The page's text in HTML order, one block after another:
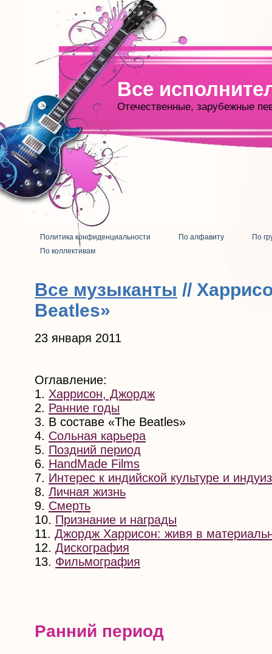
Все
Отечественные, зарубежные
Политика конфиденциальности По алфавиту
По
По коллективам
Все музыканты //
Beatles»
23 января 2011
Оглавление:
1. Харрисон, Джордж
2. Ранние годы
3. В составе «The Beatles»
4. Сольная карьера
5. Поздний период
6. HandMade Films
7. Интерес к индийской культуре и
8. Личная жизнь
9. Смерть
10. Признание и награды
11. Джордж Харрисон: живя в
12. Дискография
13. Фильмография
Ранний период